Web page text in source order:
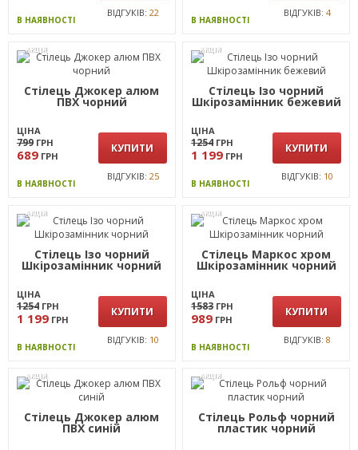
В НАЯВНОСТІ
ВІДГУКІВ: 22
В НАЯВНОСТІ
ВІДГУКІВ: 4
АКЦІЯ
Стілець Джокер алюм
ПВХ чорний
ЦІНА
799 ГРН
689 ГРН
КУПИТИ
В НАЯВНОСТІ
ВІДГУКІВ: 25
АКЦІЯ
Стілець Ізо чорний
Шкірозамінник бежевий
ЦІНА
1254 ГРН
1 199 ГРН
КУПИТИ
В НАЯВНОСТІ
ВІДГУКІВ: 10
АКЦІЯ
Стілець Ізо чорний
Шкірозамінник чорний
ЦІНА
1254 ГРН
1 199 ГРН
КУПИТИ
В НАЯВНОСТІ
ВІДГУКІВ: 10
АКЦІЯ
Стілець Маркос хром
Шкірозамінник чорний
ЦІНА
1583 ГРН
989 ГРН
КУПИТИ
В НАЯВНОСТІ
ВІДГУКІВ: 8
АКЦІЯ
Стілець Джокер алюм
ПВХ синій
АКЦІЯ
Стілець Рольф чорний
пластик чорний